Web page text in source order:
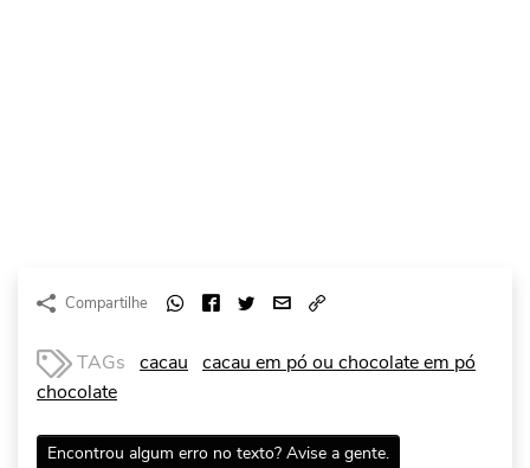
Compartilhe
TAGs cacau cacau em pó ou chocolate em pó
chocolate
Encontrou algum erro no texto? Avise a gente.